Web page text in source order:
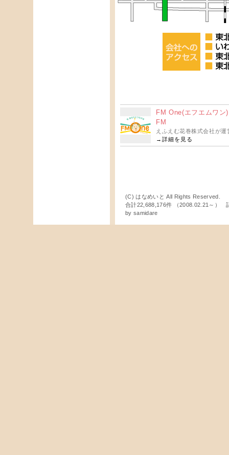
FM One(エフエムワ
FM
えふえむ花巻株式会社が
→ 詳細を見る
(C) はなめいと All Rights Reserved.
合計22,688,176件 （2008.02.21～
by samidare